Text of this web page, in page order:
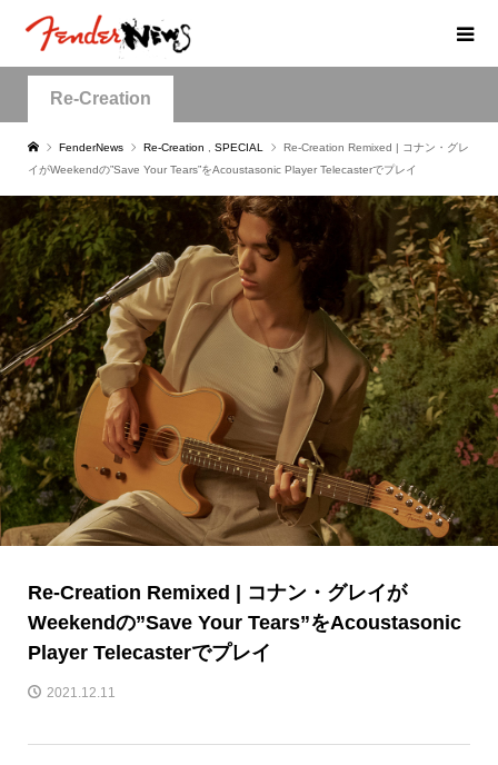
Re-Creation
FenderNews Re-Creation SPECIAL
Re-Creation Remixed | コナン・グレ
イがWeekendの”Save Your Tears”をAcoustasonic Player Telecasterでプレイ
Re-Creation Remixed | コナン・グレイが
Weekendの”Save Your Tears”をAcoustasonic
Player Telecasterでプレイ
2021.12.11